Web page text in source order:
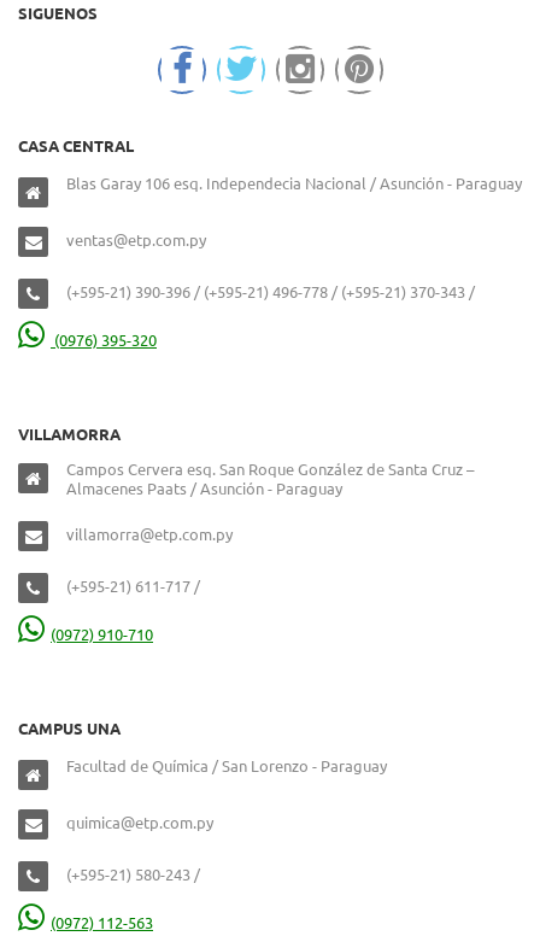
SIGUENOS
CASA CENTRAL
Blas Garay 106 esq. Independecia Nacional / Asunción - Paraguay
ventas@etp.com.py
(+595-21) 390-396 / (+595-21) 496-778 / (+595-21) 370-343 /
(0976) 395-320
VILLAMORRA
Campos Cervera esq. San Roque González de Santa Cruz –
Almacenes Paats / Asunción - Paraguay
villamorra@etp.com.py
(+595-21) 611-717 /
(0972) 910-710
CAMPUS UNA
Facultad de Química / San Lorenzo - Paraguay
quimica@etp.com.py
(+595-21) 580-243 /
(0972) 112-563